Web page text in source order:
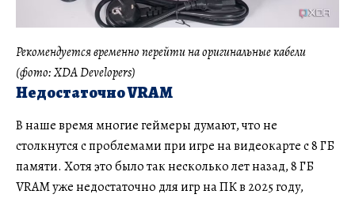
Рекомендуется временно перейти на оригинальные кабели
(фото: XDA Developers)
Недостаточно VRAM
В наше время многие геймеры думают, что не
столкнутся с проблемами при игре на видеокарте с 8 ГБ
памяти. Хотя это было так несколько лет назад, 8 ГБ
VRAM уже недостаточно для игр на ПК в 2025 году,